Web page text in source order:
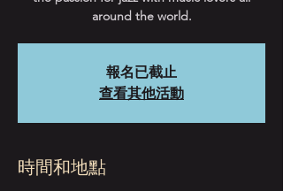
around the world.
報名已截止
查看其他活動
時間和地點